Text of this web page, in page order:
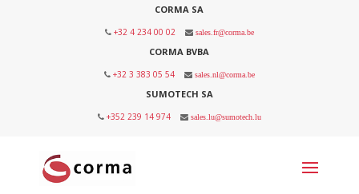
CORMA SA
+32 4 234 00 02 sales.fr@corma.be
CORMA BVBA
+32 3 383 05 54 sales.nl@corma.be
SUMOTECH SA
+352 239 14 974 sales.lu@sumotech.lu